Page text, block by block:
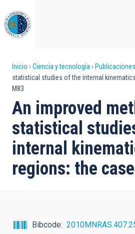
al
contenido
principal
Sobrescribir
enlaces
de
ayuda
a
la
navegación
Inicio Ciencia y tecnología Publicaciones
statistical studies of the internal
M83
An improved
statistical
internal
regions: the
Bibcode